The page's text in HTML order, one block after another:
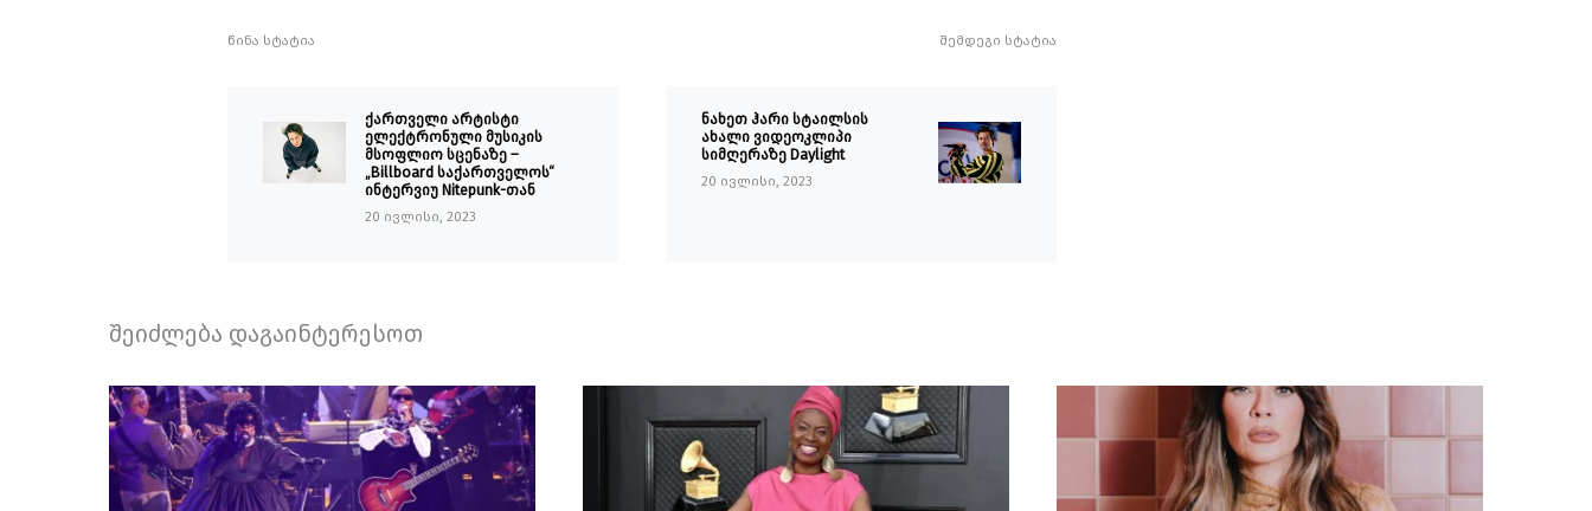
წინა სტატია
ქართველი არტისტი
ელექტრონული მუსიკის
მსოფლიო სცენაზე –
„Billboard საქართველოს“
ინტერვიუ Nitepunk-თან
20 ივლისი, 2023
შემდეგი სტატია
ნახეთ ჰარი სტაილსის
ახალი ვიდეოკლიპი
სიმღერაზე Daylight
20 ივლისი, 2023
შეიძლება დაგაინტერესოთ